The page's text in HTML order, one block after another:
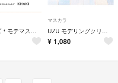
UZU ウズ＊モテマスカラ カーキ【新品未開封】
マスカラ
UZU モデリングクリアブラック マスカラ
¥ 1,080